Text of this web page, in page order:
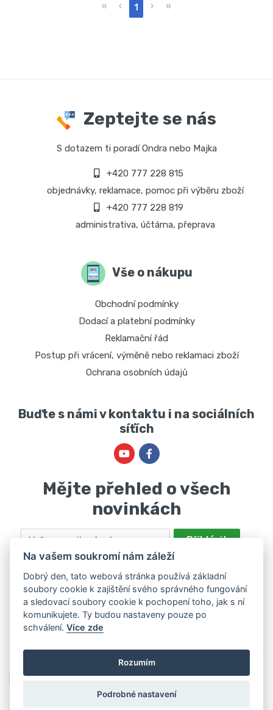
« ‹ 1 › »
Zeptejte se nás
S dotazem ti poradí Ondra nebo Majka
+420 777 228 815
objednávky, reklamace, pomoc při výběru zboží
+420 777 228 819
administrativa, účtárna, přeprava
Vše o nákupu
Obchodní podmínky
Dodací a platební podmínky
Reklamační řád
Postup při vrácení, výměně nebo reklamaci zboží
Ochrana osobních údajů
Buďte s námi v kontaktu i na sociálních
síťích
Mějte přehled o všech
novinkách
Email Přihlásit
Odesláním souhlasíte se zpracováním osobních údajů za účelem
nabízení a zpracování marketingových nabídek společností Marie
Haščáková, IČ: 48488861 se sídlem Bánov 697. Máte právo svůj
souhlas odvolat. Více informací vzásadách zpracování osobních
údajů.
Na vašem soukromí nám záleží
Dobrý den, tato webová stránka používá základní
soubory cookie k zajištění svého správného fungování
a sledovací soubory cookie k pochopení toho, jak s ní
komunikujete. Ty budou nastaveny pouze po
schválení.Více zde
Rozumím
Podrobné nastavení